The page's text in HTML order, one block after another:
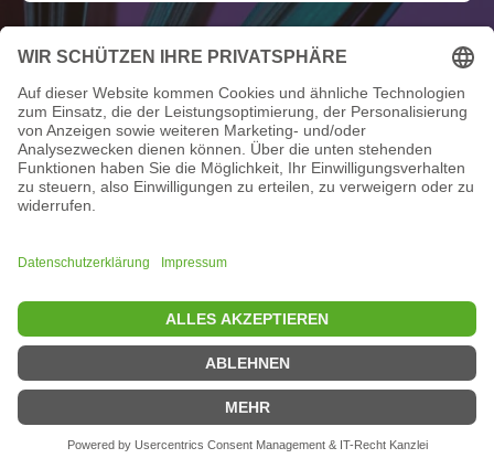
Kommentar
عند النقر على الزر، فإنك توافق على سياسة الخصوصية
والأحكام العامة.
إرسال